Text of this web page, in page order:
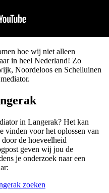
hoe wij niet alleen
in heel Nederland! Zo
Noordeloos en Schelluinen
in Langerak? Het kan
vinden voor het oplossen van
de hoeveelheid
geven wij jou de
je onderzoek naar een
zoeken